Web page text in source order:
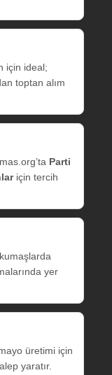
için ideal;
toptan alım
Parti
için tercih
yer
üretimi için
yaratır.